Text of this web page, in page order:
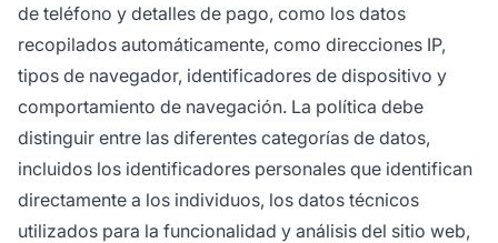
de teléfono y detalles de pago, como los datos
recopilados automáticamente, como direcciones IP,
tipos de navegador, identificadores de dispositivo y
comportamiento de navegación. La política debe
distinguir entre las diferentes categorías de datos,
incluidos los identificadores personales que identifican
directamente a los individuos, los datos técnicos
utilizados para la funcionalidad y análisis del sitio web,